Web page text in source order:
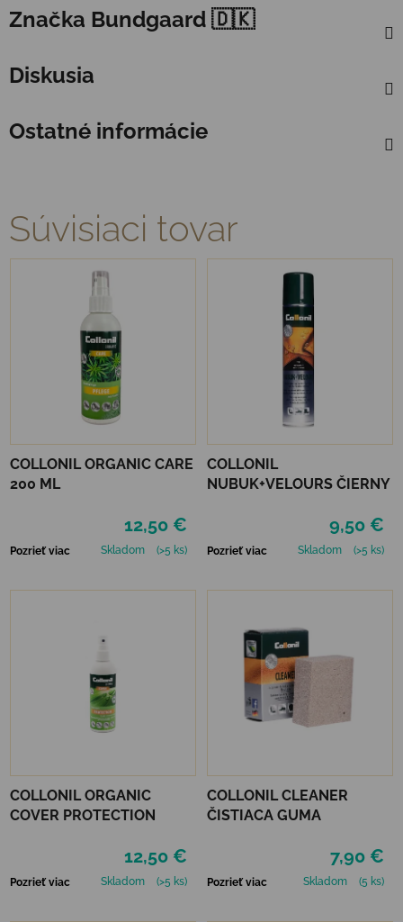
Značka Bundgaard 🇩🇰
Diskusia
Ostatné informácie
Súvisiaci tovar
COLLONIL ORGANIC CARE
200 ML
12,50 €
Pozrieť viac Skladom (>5 ks)
COLLONIL
NUBUK+VELOURS ČIERNY
9,50 €
Pozrieť viac Skladom (>5 ks)
COLLONIL ORGANIC
COVER PROTECTION
12,50 €
Pozrieť viac Skladom (>5 ks)
COLLONIL CLEANER
ČISTIACA GUMA
7,90 €
Pozrieť viac Skladom (5 ks)